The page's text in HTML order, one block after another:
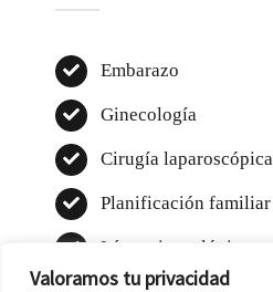
Valoramos tu privacidad
Embarazo
Ginecología
Cirugía laparoscópica
Planificación familiar
Láser ginecológico